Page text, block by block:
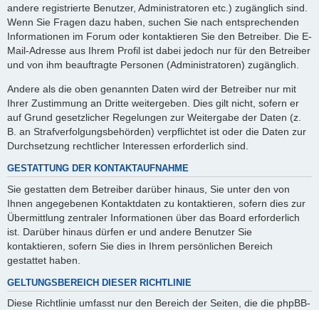
andere registrierte Benutzer, Administratoren etc.) zugänglich sind.
Wenn Sie Fragen dazu haben, suchen Sie nach entsprechenden
Informationen im Forum oder kontaktieren Sie den Betreiber. Die E-
Mail-Adresse aus Ihrem Profil ist dabei jedoch nur für den Betreiber
und von ihm beauftragte Personen (Administratoren) zugänglich.
Andere als die oben genannten Daten wird der Betreiber nur mit
Ihrer Zustimmung an Dritte weitergeben. Dies gilt nicht, sofern er
auf Grund gesetzlicher Regelungen zur Weitergabe der Daten (z.
B. an Strafverfolgungsbehörden) verpflichtet ist oder die Daten zur
Durchsetzung rechtlicher Interessen erforderlich sind.
GESTATTUNG DER KONTAKTAUFNAHME
Sie gestatten dem Betreiber darüber hinaus, Sie unter den von
Ihnen angegebenen Kontaktdaten zu kontaktieren, sofern dies zur
Übermittlung zentraler Informationen über das Board erforderlich
ist. Darüber hinaus dürfen er und andere Benutzer Sie
kontaktieren, sofern Sie dies in Ihrem persönlichen Bereich
gestattet haben.
GELTUNGSBEREICH DIESER RICHTLINIE
Diese Richtlinie umfasst nur den Bereich der Seiten, die die phpBB-